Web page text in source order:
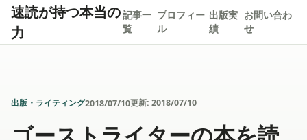
速読が持つ本当の
力
記事一
覧
プロフィー
ル
出版実
績
お問い合わ
せ
出版・ライティング2018/07/10更新: 2018/07/10